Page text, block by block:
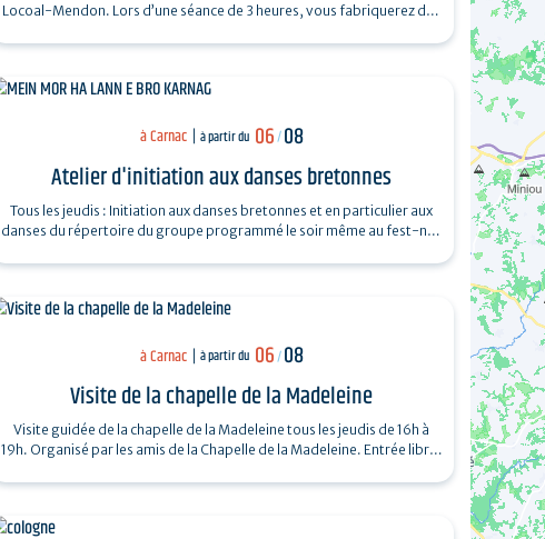
Locoal-Mendon. Lors d’une séance de 3 heures, vous fabriquerez des
à Carnac à partir du 06/ 08
Atelier d'initiation aux danses bretonnes
Tous les jeudis : Initiation aux danses bretonnes et en particulier aux
danses du répertoire du groupe programmé le soir même au fest-noz
à Carnac à partir du 06/ 08
Visite de la chapelle de la Madeleine
Visite guidée de la chapelle de la Madeleine tous les jeudis de 16h à
19h. Organisé par les amis de la Chapelle de la Madeleine. Entrée libre.